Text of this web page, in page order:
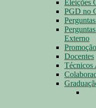
Eleições
PGD no
Externo
Docentes
Técnicos